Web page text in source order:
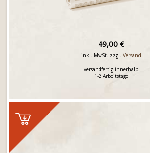
49,00 €
inkl. MwSt. zzgl. Versand
versandfertig innerhalb
1-2 Arbeitstage